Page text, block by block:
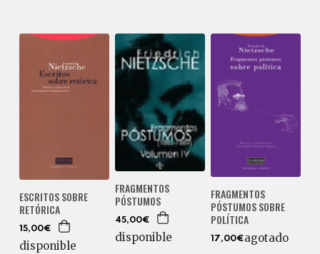
ESCRITOS SOBRE
RETÓRICA
15,00€
disponible
FRAGMENTOS
PÓSTUMOS
45,00€
disponible
FRAGMENTOS
PÓSTUMOS SOBRE
POLÍTICA
17,00€agotado